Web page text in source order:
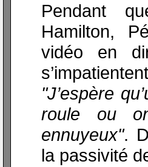
Pendant
Hamilton,
vidéo en
"J’espère
roule ou
ennuyeux".
la passivité